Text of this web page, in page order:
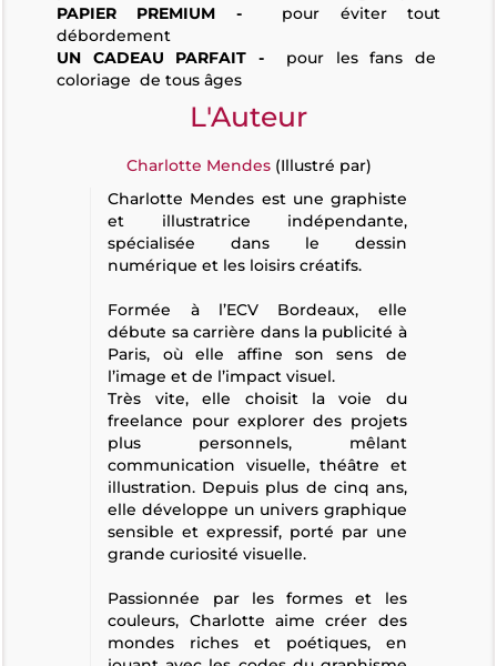
PAPIER PREMIUM -pour éviter tout
débordement
UN CADEAU PARFAIT -pour les fans de
coloriage de tous âges
L'Auteur
Charlotte Mendes(Illustré par)
Charlotte Mendes est une graphiste
et illustratrice indépendante,
spécialisée dans le dessin
numérique et les loisirs créatifs.
Formée à l’ECV Bordeaux, elle
débute sa carrière dans la publicité à
Paris, où elle affine son sens de
l’image et de l’impact visuel.
Très vite, elle choisit la voie du
freelance pour explorer des projets
plus personnels, mêlant
communication visuelle, théâtre et
illustration. Depuis plus de cinq ans,
elle développe un univers graphique
sensible et expressif, porté par une
grande curiosité visuelle.
Passionnée par les formes et les
couleurs, Charlotte aime créer des
mondes riches et poétiques, en